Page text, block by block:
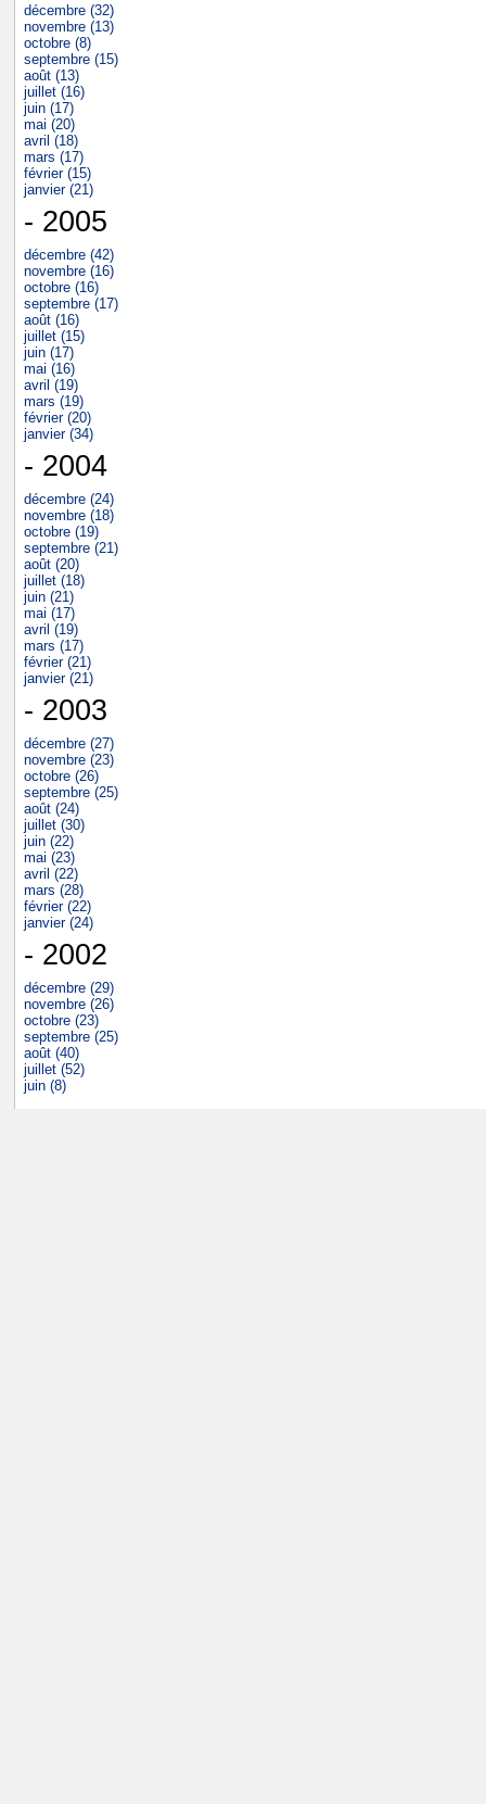
décembre (32)
novembre (13)
octobre (8)
septembre (15)
août (13)
juillet (16)
juin (17)
mai (20)
avril (18)
mars (17)
février (15)
janvier (21)
- 2005
décembre (42)
novembre (16)
octobre (16)
septembre (17)
août (16)
juillet (15)
juin (17)
mai (16)
avril (19)
mars (19)
février (20)
janvier (34)
- 2004
décembre (24)
novembre (18)
octobre (19)
septembre (21)
août (20)
juillet (18)
juin (21)
mai (17)
avril (19)
mars (17)
février (21)
janvier (21)
- 2003
décembre (27)
novembre (23)
octobre (26)
septembre (25)
août (24)
juillet (30)
juin (22)
mai (23)
avril (22)
mars (28)
février (22)
janvier (24)
- 2002
décembre (29)
novembre (26)
octobre (23)
septembre (25)
août (40)
juillet (52)
juin (8)